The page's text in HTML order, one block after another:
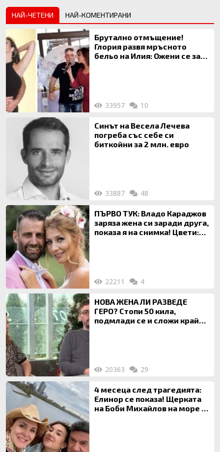
НАЙ-ЧЕТЕНИ НАЙ-КОМЕНТИРАНИ
Брутално отмъщение!
Глория развя мръсното
бельо на Илия: Ожени се за
33957 10
Синът на Весела Лечева
погреба със себе си
биткойни за 2 млн. евро
33887 48
ПЪРВО ТУК: Владо Караджов
заряза жена си заради друга,
показа я на снимка! Цвети:
22211 4
НОВА ЖЕНА ЛИ РАЗВЕДЕ
ГЕРО? Стопи 50 кила,
подмлади се и сложи край
20363 29
4 месеца след трагедията:
Елинор се показа! Щерката
на Боби Михайлов на море с